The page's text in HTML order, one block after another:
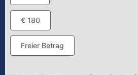
€ 180
Freier Betrag